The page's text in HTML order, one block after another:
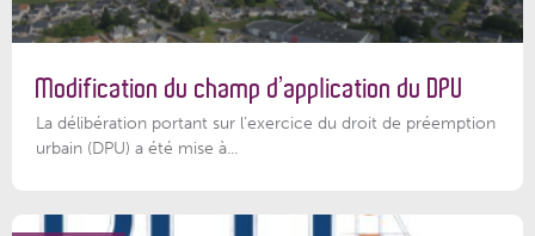
Modification du champ d’application du DPU
La délibération portant sur l’exercice du droit de préemption
urbain (DPU) a été mise à...